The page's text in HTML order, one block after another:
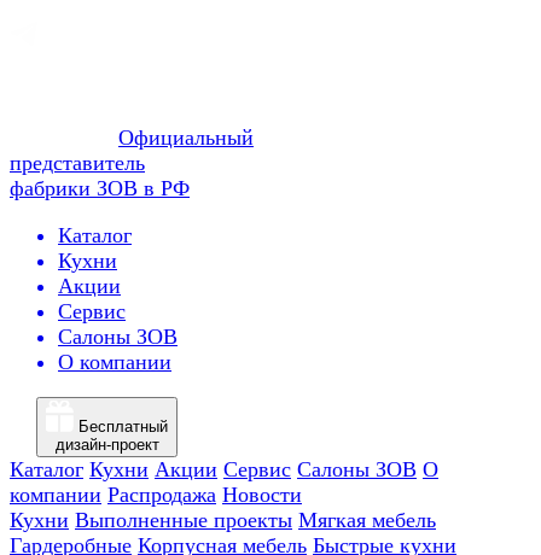
Официальный
представитель
фабрики ЗОВ в РФ
Каталог
Кухни
Акции
Сервис
Салоны ЗОВ
О компании
Бесплатный
дизайн-проект
Каталог Кухни Акции Сервис Салоны ЗОВ О
компании Распродажа Новости
Кухни Выполненные проекты Мягкая мебель
Гардеробные Корпусная мебель Быстрые кухни